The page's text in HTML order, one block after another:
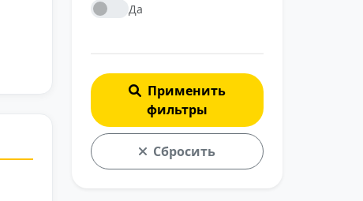
Да
Применить
фильтры
Сбросить